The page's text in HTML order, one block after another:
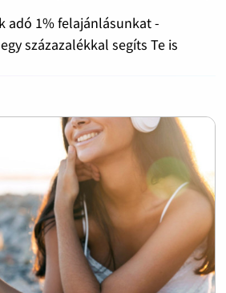
adó 1% felajánlásunkat -
százazalékkal segíts Te is